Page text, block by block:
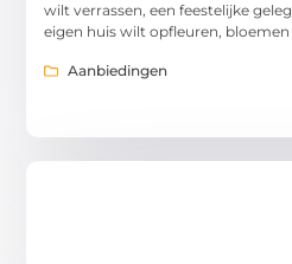
wilt verrassen, een feestelijke
eigen huis wilt opfleuren, bloemen
Aanbiedingen